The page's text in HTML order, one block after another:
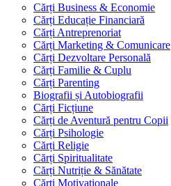
Cărți Business & Economie
Cărți Educație Financiară
Cărți Antreprenoriat
Cărți Marketing & Comunicare
Cărți Dezvoltare Personală
Cărți Familie & Cuplu
Cărți Parenting
Biografii și Autobiografii
Cărți Ficțiune
Cărți de Aventură pentru Copii
Cărți Psihologie
Cărți Religie
Cărți Spiritualitate
Cărți Nutriție & Sănătate
Cărți Motivaționale